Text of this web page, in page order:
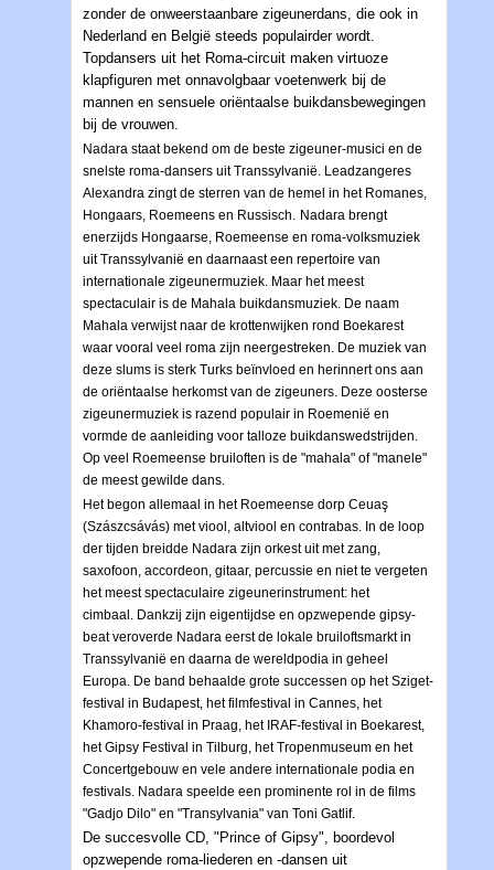
zonder de onweerstaanbare zigeunerdans, die ook in
Nederland en België steeds populairder wordt.
Topdansers uit het Roma-circuit maken virtuoze
klapfiguren met onnavolgbaar voetenwerk bij de
mannen en sensuele oriëntaalse buikdansbewegingen
bij de vrouwen.
Nadara staat bekend om de beste zigeuner-musici en de
snelste roma-dansers uit Transsylvanië. Leadzangeres
Alexandra zingt de sterren van de hemel in het Romanes,
Hongaars, Roemeens en Russisch. Nadara brengt
enerzijds Hongaarse, Roemeense en roma-volksmuziek
uit Transsylvanië en daarnaast een repertoire van
internationale zigeunermuziek. Maar het meest
spectaculair is de Mahala buikdansmuziek. De naam
Mahala verwijst naar de krottenwijken rond Boekarest
waar vooral veel roma zijn neergestreken. De muziek van
deze slums is sterk Turks beïnvloed en herinnert ons aan
de oriëntaalse herkomst van de zigeuners. Deze oosterse
zigeunermuziek is razend populair in Roemenië en
vormde de aanleiding voor talloze buikdanswedstrijden.
Op veel Roemeense bruiloften is de "mahala" of "manele"
de meest gewilde dans.
Het begon allemaal in het Roemeense dorp Ceuaş
(Szászcsávás) met viool, altviool en contrabas. In de loop
der tijden breidde Nadara zijn orkest uit met zang,
saxofoon, accordeon, gitaar, percussie en niet te vergeten
het meest spectaculaire zigeunerinstrument: het
cimbaal. Dankzij zijn eigentijdse en opzwepende gipsy-
beat veroverde Nadara eerst de lokale bruiloftsmarkt in
Transsylvanië en daarna de wereldpodia in geheel
Europa. De band behaalde grote successen op het Sziget-
festival in Budapest, het filmfestival in Cannes, het
Khamoro-festival in Praag, het IRAF-festival in Boekarest,
het Gipsy Festival in Tilburg, het Tropenmuseum en het
Concertgebouw en vele andere internationale podia en
festivals. Nadara speelde een prominente rol in de films
"Gadjo Dilo" en "Transylvania" van Toni Gatlif.
De succesvolle CD, "Prince of Gipsy", boordevol
opzwepende roma-liederen en -dansen uit